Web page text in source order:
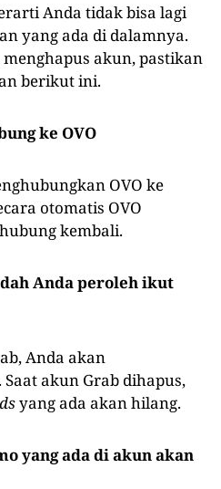
Anda tidak bisa lagi
yang ada di dalamnya.
akun, pastikan
berikut ini.
ke OVO
OVO ke
otomatis OVO
kembali.
Anda peroleh ikut
Anda akan
. Saat akun Grab dihapus,
yang ada akan hilang.
yang ada di akun akan